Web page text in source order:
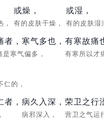
，
或燥，
有的皮肤干燥，
或湿，
有的皮肤湿
者，寒气多也，
是寒气偏多，
有寒故痛
有寒所以才
仁的，
， 病久入深，
病邪深入，
荣卫之行
营卫之气运